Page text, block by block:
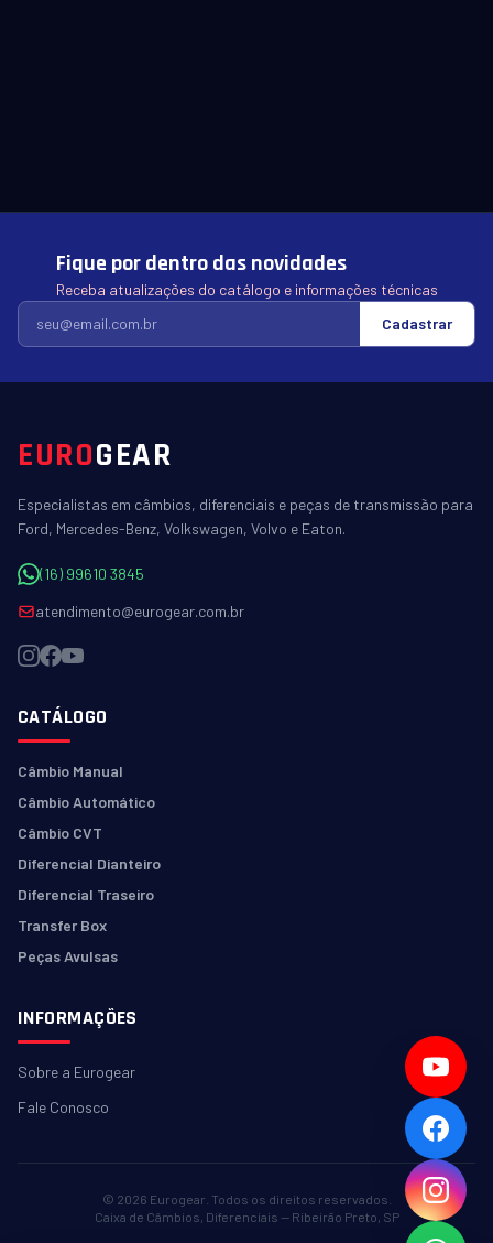
Fique por dentro das novidades
Receba atualizações do catálogo e informações técnicas
Cadastrar
EUROGEAR
Especialistas em câmbios, diferenciais e peças de transmissão para
Ford, Mercedes-Benz, Volkswagen, Volvo e Eaton.
(16) 99610 3845
atendimento@eurogear.com.br
CATÁLOGO
Câmbio Manual
Câmbio Automático
Câmbio CVT
Diferencial Dianteiro
Diferencial Traseiro
Transfer Box
Peças Avulsas
INFORMAÇÕES
Sobre a Eurogear
Fale Conosco
© 2026 Eurogear. Todos os direitos reservados.
Caixa de Câmbios, Diferenciais — Ribeirão Preto, SP